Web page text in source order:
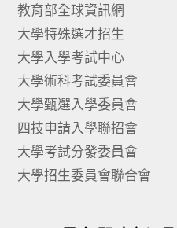
教育部全球資訊網
大學特殊選才招生
大學入學考試中心
大學術科考試委員會
大學甄選入學委員會
四技申請入學聯招會
大學考試分發委員會
大學招生委員會聯合會